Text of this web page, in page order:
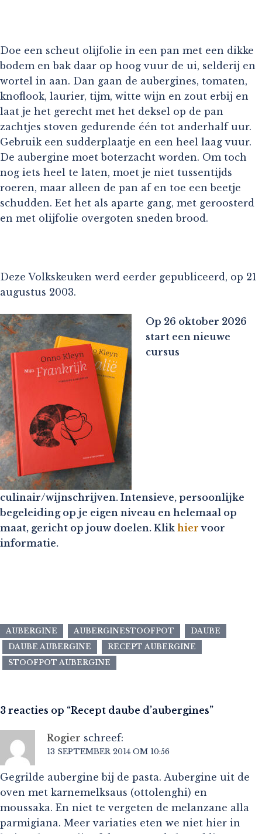
Doe een scheut olijfolie in een pan met een dikke
bodem en bak daar op hoog vuur de ui, selderij en
wortel in aan. Dan gaan de aubergines, tomaten,
knoflook, laurier, tijm, witte wijn en zout erbij en
laat je het gerecht met het deksel op de pan
zachtjes stoven gedurende één tot anderhalf uur.
Gebruik een sudderplaatje en een heel laag vuur.
De aubergine moet boterzacht worden. Om toch
nog iets heel te laten, moet je niet tussentijds
roeren, maar alleen de pan af en toe een beetje
schudden. Eet het als aparte gang, met geroosterd
en met olijfolie overgoten sneden brood.
Deze Volkskeuken werd eerder gepubliceerd, op 21
augustus 2003.
Op 26 oktober 2026
start een nieuwe
cursus
culinair/wijnschrijven. Intensieve, persoonlijke
begeleiding op je eigen niveau en helemaal op
maat, gericht op jouw doelen. Klik hier voor
informatie.
AUBERGINE AUBERGINESTOOFPOT
DAUBE
DAUBE AUBERGINE
RECEPT AUBERGINE
STOOFPOT AUBERGINE
3 reacties op “Recept daube d’aubergines”
Rogier schreef:
13 SEPTEMBER 2014 OM 10:56
Gegrilde aubergine bij de pasta. Aubergine uit de
oven met karnemelksaus (ottolenghi) en
moussaka. En niet te vergeten de melanzane alla
parmigiana. Meer variaties eten we niet hier in